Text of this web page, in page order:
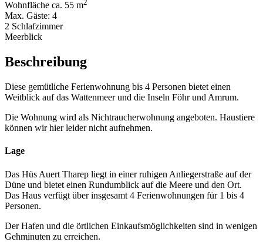
Wohnfläche ca. 55 m2
Max. Gäste: 4
2 Schlafzimmer
Meerblick
Beschreibung
Diese gemütliche Ferienwohnung bis 4 Personen bietet einen
Weitblick auf das Wattenmeer und die Inseln Föhr und Amrum.
Die Wohnung wird als Nichtraucherwohnung angeboten. Haustiere
können wir hier leider nicht aufnehmen.
Lage
Das Hüs Auert Tharep liegt in einer ruhigen Anliegerstraße auf der
Düne und bietet einen Rundumblick auf die Meere und den Ort.
Das Haus verfügt über insgesamt 4 Ferienwohnungen für 1 bis 4
Personen.
Der Hafen und die örtlichen Einkaufsmöglichkeiten sind in wenigen
Gehminuten zu erreichen.